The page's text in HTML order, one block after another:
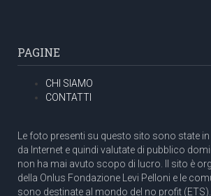
PAGINE
CHI SIAMO
CONTATTI
Le foto presenti su questo sito sono state
da Internet e quindi valutate di pubblico
non ha mai avuto scopo di lucro. Il sito è
della Onlus Fondazione Levi Pelloni e le
sono destinate al mondo del no profit